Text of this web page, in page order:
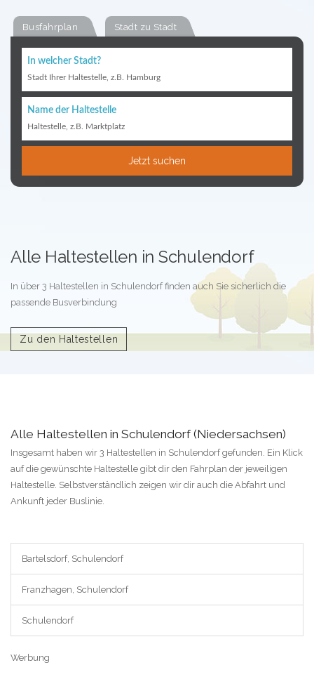
Busfahrplan Stadt zu Stadt
In welcher Stadt?
Stadt Ihrer Haltestelle, z.B. Hamburg
Name der Haltestelle
Haltestelle, z.B. Marktplatz
Jetzt suchen
Alle Haltestellen in Schulendorf
In über 3 Haltestellen in Schulendorf finden auch Sie sicherlich die
passende Busverbindung
Zu den Haltestellen
Alle Haltestellen in Schulendorf (Niedersachsen)
Insgesamt haben wir 3 Haltestellen in Schulendorf gefunden. Ein Klick
auf die gewünschte Haltestelle gibt dir den Fahrplan der jeweiligen
Haltestelle. Selbstverständlich zeigen wir dir auch die Abfahrt und
Ankunft jeder Buslinie.
Bartelsdorf, Schulendorf
Franzhagen, Schulendorf
Schulendorf
Werbung